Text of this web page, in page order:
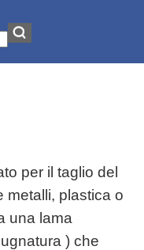
per il taglio del
metalli, plastica o
una lama
) che